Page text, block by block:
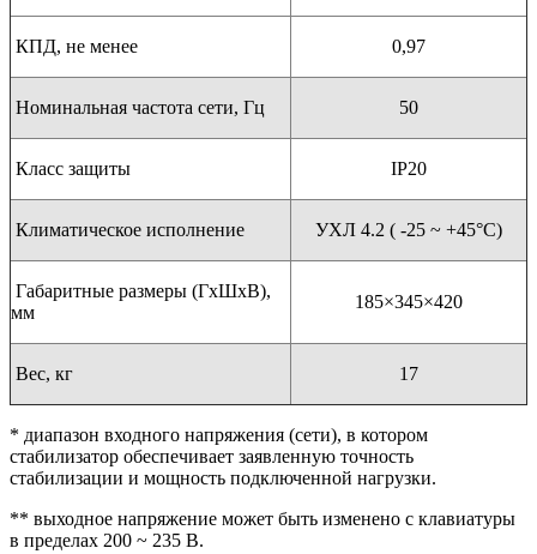
КПД, не менее 0,97
Номинальная частота сети, Гц 50
Класс защиты IP20
Климатическое исполнение УХЛ 4.2 ( -25 ~ +45°С)
Габаритные размеры (ГхШхВ),
мм
185×345×420
Вес, кг 17
* диапазон входного напряжения (сети), в котором
стабилизатор обеспечивает заявленную точность
стабилизации и мощность подключенной нагрузки.
** выходное напряжение может быть изменено с клавиатуры
в пределах 200 ~ 235 В.